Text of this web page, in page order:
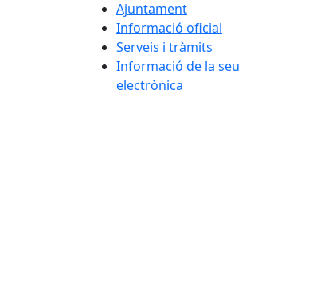
Ajuntament
Informació oficial
Serveis i tràmits
Informació de la seu
electrònica